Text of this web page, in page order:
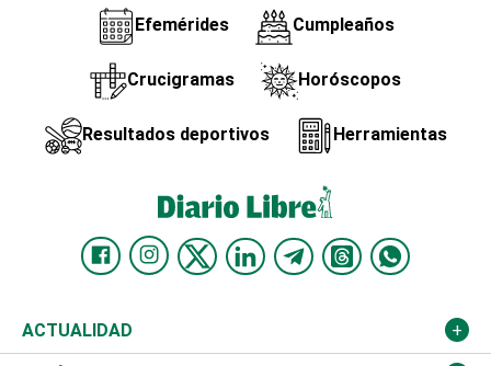
Efemérides Cumpleaños
Crucigramas Horóscopos
Resultados deportivos Herramientas
ACTUALIDAD